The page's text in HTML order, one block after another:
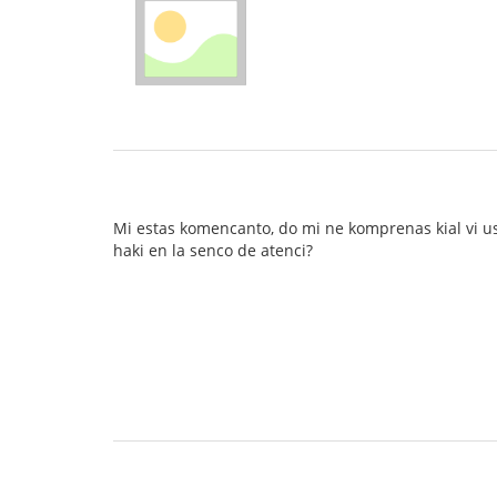
Mi estas komencanto, do mi ne komprenas kial vi
haki en la senco de atenci?